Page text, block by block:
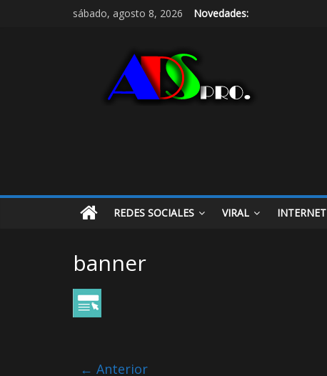
sábado, agosto 8, 2026 Novedades:
REDES SOCIALES VIRAL INTERNET
banner
← Anterior